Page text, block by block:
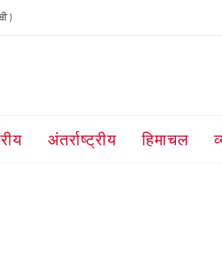
)
अंतर्राष्ट्रीय हिमाचल